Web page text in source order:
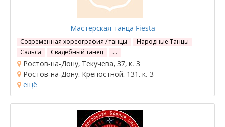
Мастерская танца Fiesta
Современная хореография / танцы
Народные Танцы
Сальса
Свадебный танец …
Ростов-на-Дону, Текучева, 37, к. 3
Ростов-на-Дону, Крепостной, 131, к. 3
ещё